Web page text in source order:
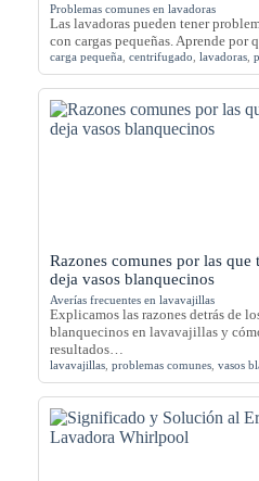
Problemas comunes en lavadoras
Las lavadoras pueden tener
con cargas pequeñas. Aprende por
carga pequeña centrifugado lavadoras
Razones comunes por las
deja vasos blanquecinos
Averías frecuentes en lavavajillas
Explicamos las razones detrás de
blanquecinos en lavavajillas y
resultados…
lavavajillas problemas comunes vasos